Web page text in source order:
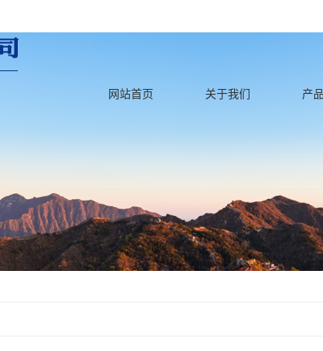
license_cache.php): failed to open stream: Permission
网站首页 关于我们 产